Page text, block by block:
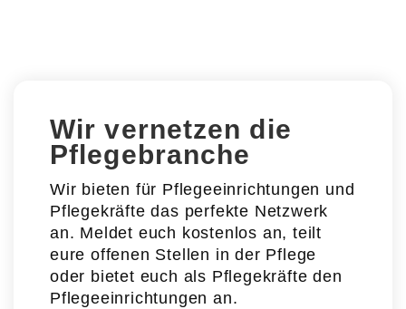
Wir vernetzen die
Pflegebranche
Wir bieten für Pflegeeinrichtungen und
Pflegekräfte das perfekte Netzwerk
an. Meldet euch kostenlos an, teilt
eure offenen Stellen in der Pflege
oder bietet euch als Pflegekräfte den
Pflegeeinrichtungen an.